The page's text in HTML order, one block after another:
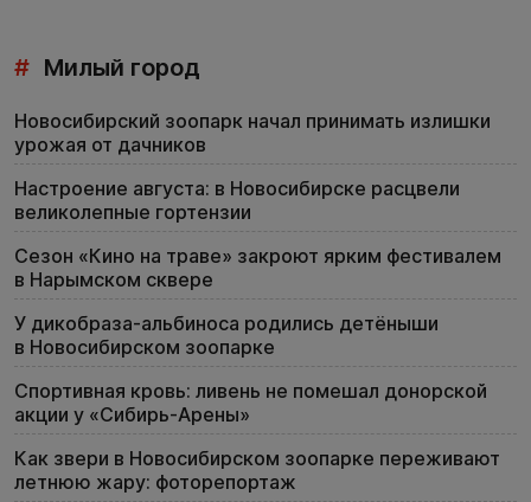
# Милый город
Новосибирский зоопарк начал принимать излишки
урожая от дачников
Настроение августа: в Новосибирске расцвели
великолепные гортензии
Сезон «Кино на траве» закроют ярким фестивалем
в Нарымском сквере
У дикобраза-альбиноса родились детёныши
в Новосибирском зоопарке
Спортивная кровь: ливень не помешал донорской
акции у «Сибирь-Арены»
Как звери в Новосибирском зоопарке переживают
летнюю жару: фоторепортаж